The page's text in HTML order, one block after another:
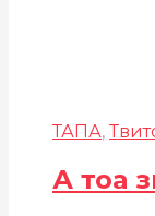
ТАПА,
А тоа